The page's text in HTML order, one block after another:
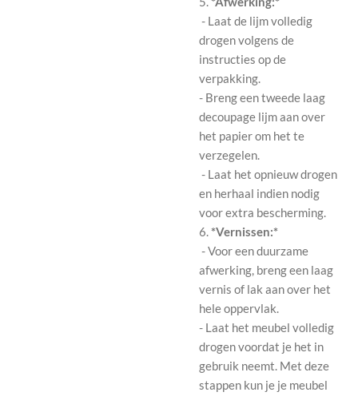
- Laat de lijm volledig
drogen volgens de
instructies op de
verpakking.
- Breng een tweede laag
decoupage lijm aan over
het papier om het te
verzegelen.
- Laat het opnieuw drogen
en herhaal indien nodig
voor extra bescherming.
6.*Vernissen:*
- Voor een duurzame
afwerking, breng een laag
vernis of lak aan over het
hele oppervlak.
- Laat het meubel volledig
drogen voordat je het in
gebruik neemt. Met deze
stappen kun je je meubel